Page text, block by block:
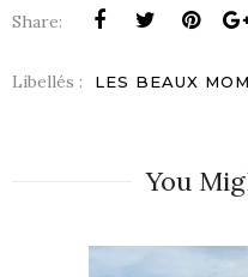
Share:
Libellés : LES BEAUX
You